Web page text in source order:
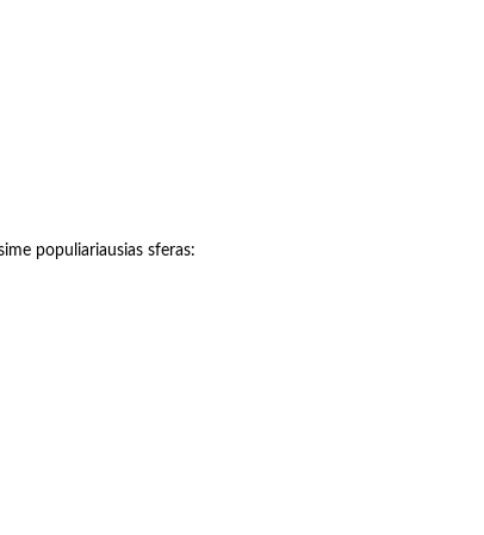
populiariausias sferas: